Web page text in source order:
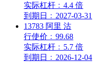
实际杠杆 ﹕ 4.4 倍
到期日 ﹕ 2027-03-31
13783 阿里 沽
行使价 ﹕ 99.68
实际杠杆 ﹕ 5.7 倍
到期日 ﹕ 2026-12-04